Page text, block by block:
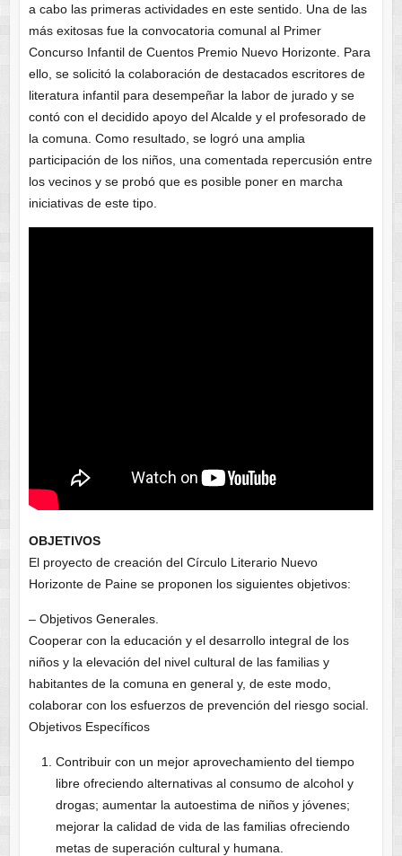
a cabo las primeras actividades en este sentido. Una de las
más exitosas fue la convocatoria comunal al Primer
Concurso Infantil de Cuentos Premio Nuevo Horizonte. Para
ello, se solicitó la colaboración de destacados escritores de
literatura infantil para desempeñar la labor de jurado y se
contó con el decidido apoyo del Alcalde y el profesorado de
la comuna. Como resultado, se logró una amplia
participación de los niños, una comentada repercusión entre
los vecinos y se probó que es posible poner en marcha
iniciativas de este tipo.
OBJETIVOS
El proyecto de creación del Círculo Literario Nuevo
Horizonte de Paine se proponen los siguientes objetivos:
– Objetivos Generales.
Cooperar con la educación y el desarrollo integral de los
niños y la elevación del nivel cultural de las familias y
habitantes de la comuna en general y, de este modo,
colaborar con los esfuerzos de prevención del riesgo social.
Objetivos Específicos
Contribuir con un mejor aprovechamiento del tiempo
libre ofreciendo alternativas al consumo de alcohol y
drogas; aumentar la autoestima de niños y jóvenes;
mejorar la calidad de vida de las familias ofreciendo
metas de superación cultural y humana.